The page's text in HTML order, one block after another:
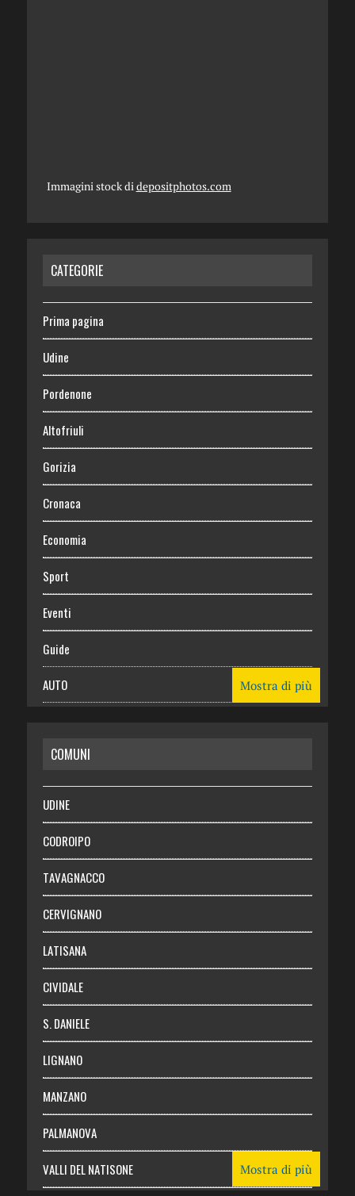
Immagini stock di depositphotos.com
CATEGORIE
Prima pagina
Udine
Pordenone
Altofriuli
Gorizia
Cronaca
Economia
Sport
Eventi
Guide
AUTO
RISPARMIO
SALUTE
Necrologie
Chi siamo
Abbonati
Login
Mostra di più
COMUNI
UDINE
CODROIPO
TAVAGNACCO
CERVIGNANO
LATISANA
CIVIDALE
S. DANIELE
LIGNANO
MANZANO
PALMANOVA
VALLI DEL NATISONE Mostra di più